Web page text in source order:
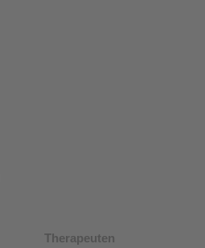
Therapeuten